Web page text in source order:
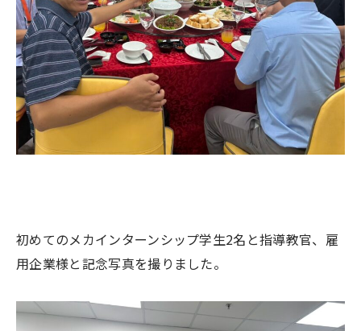
初めてのメカインターンシップ学生2名と指導教官、雇
用企業様と記念写真を撮りました。